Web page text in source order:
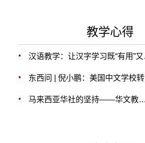
教学心得
汉语教学：让汉字学习既“有用”又“好玩儿”
东西问 | 倪小鹏：美国中文学校转型之路在何方？
马来西亚华社的坚持——华文教育 久久为功